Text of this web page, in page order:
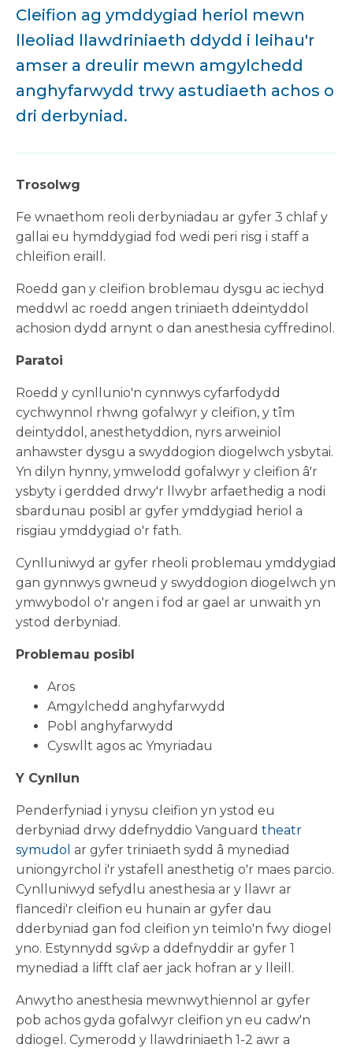
Cleifion ag ymddygiad heriol mewn
lleoliad llawdriniaeth ddydd i leihau'r
amser a dreulir mewn amgylchedd
anghyfarwydd trwy astudiaeth achos o
dri derbyniad.
Trosolwg
Fe wnaethom reoli derbyniadau ar gyfer 3 chlaf y
gallai eu hymddygiad fod wedi peri risg i staff a
chleifion eraill.
Roedd gan y cleifion broblemau dysgu ac iechyd
meddwl ac roedd angen triniaeth ddeintyddol
achosion dydd arnynt o dan anesthesia cyffredinol.
Paratoi
Roedd y cynllunio'n cynnwys cyfarfodydd
cychwynnol rhwng gofalwyr y cleifion, y tîm
deintyddol, anesthetyddion, nyrs arweiniol
anhawster dysgu a swyddogion diogelwch ysbytai.
Yn dilyn hynny, ymwelodd gofalwyr y cleifion â'r
ysbyty i gerdded drwy'r llwybr arfaethedig a nodi
sbardunau posibl ar gyfer ymddygiad heriol a
risgiau ymddygiad o'r fath.
Cynlluniwyd ar gyfer rheoli problemau ymddygiad
gan gynnwys gwneud y swyddogion diogelwch yn
ymwybodol o'r angen i fod ar gael ar unwaith yn
ystod derbyniad.
Problemau posibl
Aros
Amgylchedd anghyfarwydd
Pobl anghyfarwydd
Cyswllt agos ac Ymyriadau
Y Cynllun
Penderfyniad i ynysu cleifion yn ystod eu
derbyniad drwy ddefnyddio Vanguard theatr
symudol ar gyfer triniaeth sydd â mynediad
uniongyrchol i'r ystafell anesthetig o'r maes parcio.
Cynlluniwyd sefydlu anesthesia ar y llawr ar
flancedi'r cleifion eu hunain ar gyfer dau
dderbyniad gan fod cleifion yn teimlo'n fwy diogel
yno. Estynnydd sgŵp a ddefnyddir ar gyfer 1
mynediad a lifft claf aer jack hofran ar y lleill.
Anwytho anesthesia mewnwythiennol ar gyfer
pob achos gyda gofalwyr cleifion yn eu cadw'n
ddiogel. Cymerodd y llawdriniaeth 1-2 awr a